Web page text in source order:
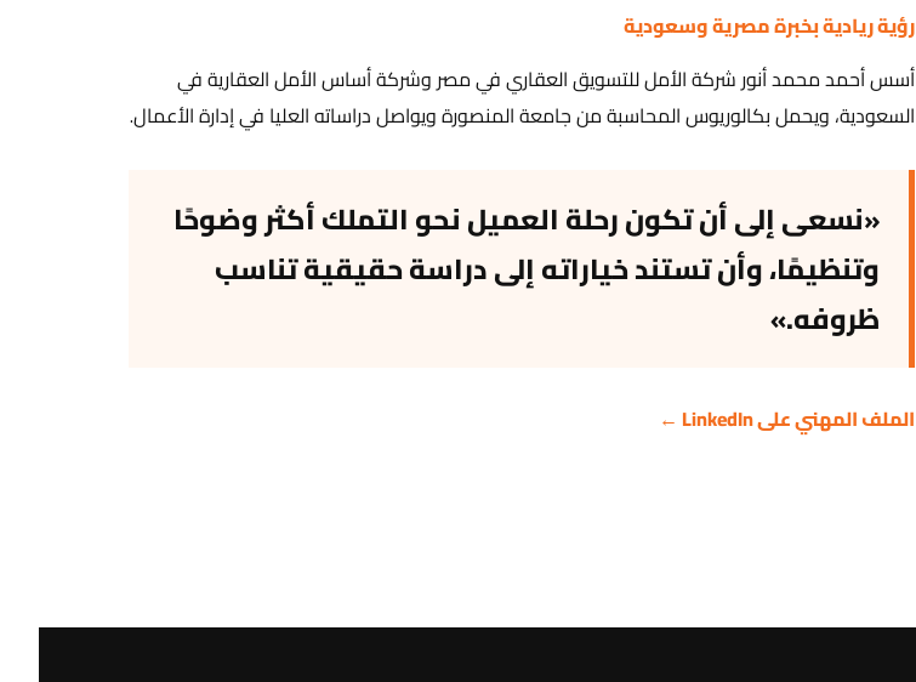
رؤية ريادية بخبرة مصرية وسعودية
أسس أحمد محمد أنور شركة الأمل للتسويق العقاري في مصر وشركة أساس الأمل العقارية في
السعودية، ويحمل بكالوريوس المحاسبة من جامعة المنصورة ويواصل دراساته العليا في إدارة الأعمال.
«نسعى إلى أن تكون رحلة العميل نحو التملك أكثر وضوحًا
وتنظيمًا، وأن تستند خياراته إلى دراسة حقيقية تناسب
ظروفه.»
الملف المهني على LinkedIn ←